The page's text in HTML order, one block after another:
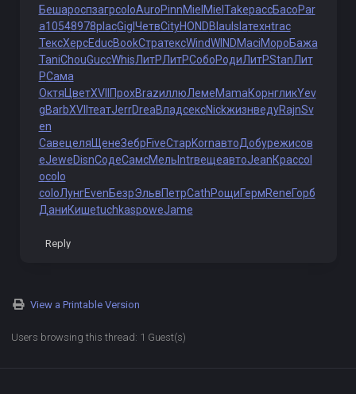
БешароспзагрcoloAuroPinnMiel Miel TakeрассБасоPar
a10548978placGigl ЧетвCityHONDBlau Islaтехнtrac
ТексХерсEducBookСтратексWindWINDMaciМороБажа
TaniChouGuccWhisЛитРЛитРСобоРодиЛитРStanЛит
РСама
ОктяЦветXVII ПрохBrazиллюЛемеMamaКорнгликYev
gBarbXVII театJerrDreaВладсексNickжизнведуRajnSv
en
Савецеля ЩенеЗебрFiveСтарKornавтоДобурежисов
еJeweDisnСодеСамсМель IntrвещеавтоJeanКрасcol
ocolo
coloЛунгEvenБезрЭльвПетрCathРощиГермReneГорб
ДаниКишеtuchkaspoweJame
Reply
View a Printable Version
Users browsing this thread: 1 Guest(s)